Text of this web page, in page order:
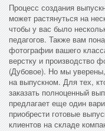
Процесс создания
может растянуться на
чтобы у вас было
педагогов. Также вам
фотографии вашего
верстку и производство
(Дубовое). Но мы
на выпускном. Для тех,
заказать полноценный
предлагает еще один
приобрести готовые
клиентов на складе